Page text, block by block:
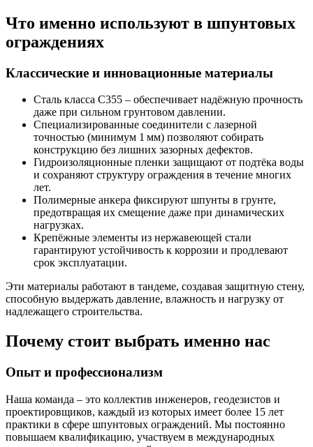
Что именно используют в шпунтовых
ограждениях
Классические и инновационные материалы
Сталь класса С355 – обеспечивает надёжную прочность
даже при сильном грунтовом давлении.
Специализированные соединители с лазерной
точностью (минимум 1 мм) позволяют собирать
конструкцию без лишних зазорных дефектов.
Гидроизоляционные пленки защищают от подтёка воды
и сохраняют структуру ограждения в течение многих
лет.
Полимерные анкера фиксируют шпунты в грунте,
предотвращая их смещение даже при динамических
нагрузках.
Крепёжные элементы из нержавеющей стали
гарантируют устойчивость к коррозии и продлевают
срок эксплуатации.
Эти материалы работают в тандеме, создавая защитную стену,
способную выдержать давление, влажность и нагрузку от
надлежащего строительства.
Почему стоит выбрать именно нас
Опыт и профессионализм
Наша команда – это коллектив инженеров, геодезистов и
проектировщиков, каждый из которых имеет более 15 лет
практики в сфере шпунтовых ограждений. Мы постоянно
повышаем квалификацию, участвуем в международных